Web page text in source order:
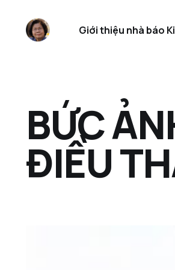
Giới thiệu nhà báo
BỨC
ĐIỀU